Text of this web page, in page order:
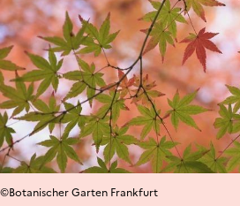
©Botanischer Garten Frankfurt